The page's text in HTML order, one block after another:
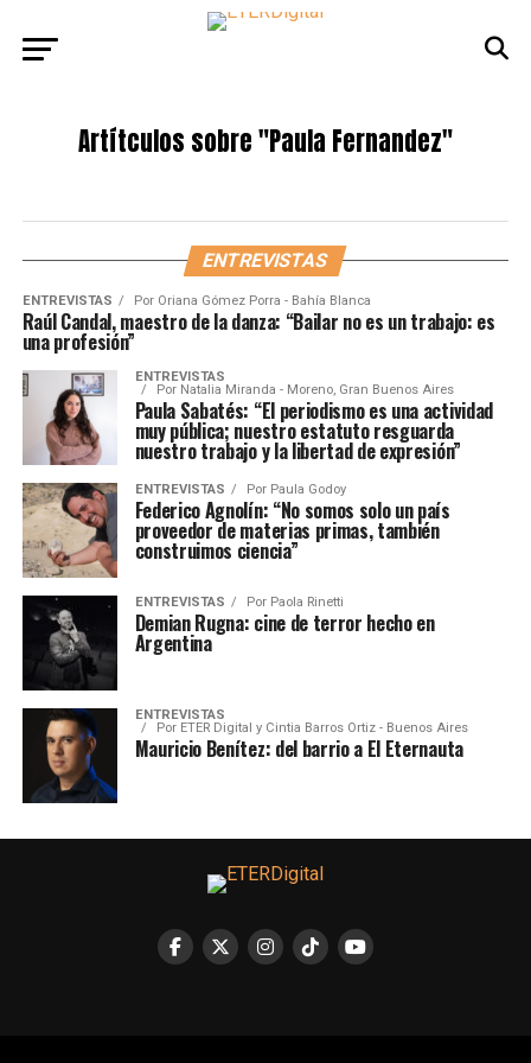
Artítculos sobre"Paula Fernandez"
ENTREVISTAS
ENTREVISTAS Por Oriana Gómez Porra - Bahía Blanca
Raúl Candal, maestro de la danza: “Bailar no es un trabajo: es
una profesión”
ENTREVISTAS
Por Natalia Miranda - Moreno, Gran Buenos Aires
Paula Sabatés: “El periodismo es una actividad
muy pública; nuestro estatuto resguarda
nuestro trabajo y la libertad de expresión”
ENTREVISTAS Por Paula Godoy
Federico Agnolín: “No somos solo un país
proveedor de materias primas, también
construimos ciencia”
ENTREVISTAS Por Paola Rinetti
Demian Rugna: cine de terror hecho en
Argentina
ENTREVISTAS
Por ETER Digital y Cintia Barros Ortiz - Buenos Aires
Mauricio Benítez: del barrio a El Eternauta